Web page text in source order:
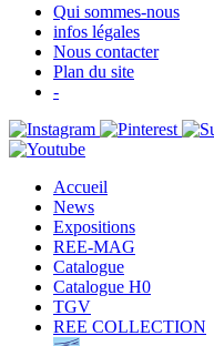
Qui sommes-nous
infos légales
Nous contacter
Plan du site
-
Accueil
News
Expositions
REE-MAG
Catalogue
Catalogue H0
TGV
REE COLLECTION